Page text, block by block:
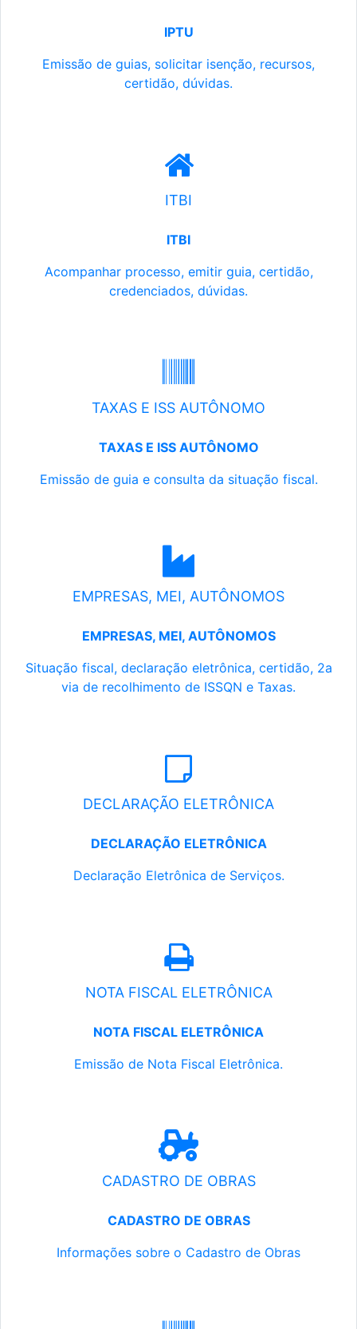
IPTU
Emissão de guias, solicitar isenção, recursos,
certidão, dúvidas.
ITBI
ITBI
Acompanhar processo, emitir guia, certidão,
credenciados, dúvidas.
TAXAS E ISS AUTÔNOMO
TAXAS E ISS AUTÔNOMO
Emissão de guia e consulta da situação fiscal.
EMPRESAS, MEI, AUTÔNOMOS
EMPRESAS, MEI, AUTÔNOMOS
Situação fiscal, declaração eletrônica, certidão, 2a
via de recolhimento de ISSQN e Taxas.
DECLARAÇÃO ELETRÔNICA
DECLARAÇÃO ELETRÔNICA
Declaração Eletrônica de Serviços.
NOTA FISCAL ELETRÔNICA
NOTA FISCAL ELETRÔNICA
Emissão de Nota Fiscal Eletrônica.
CADASTRO DE OBRAS
CADASTRO DE OBRAS
Informações sobre o Cadastro de Obras